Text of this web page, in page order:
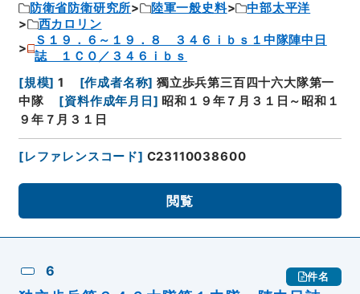
防衛省防衛研究所 陸軍一般史料
中部太平洋
西カロリン
Ｓ１９．６～１９．８ ３４６ｉｂｓ１中隊陣中日
誌 １ＣＯ／３４６ｉｂｓ
[規模] 1 [作成者名称] 獨立歩兵第三百四十六大隊第一
中隊
[資料作成年月日 ] 昭和１９年７月３１日～昭和１
９年７月３１日
[レファレンスコード] C23110038600
閲覧
6 件名